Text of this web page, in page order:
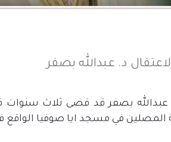
لاعتقال د. عبدالله بصفر
بصفر قد قضى ثلاث سنوات
المصلين في مسجد ايا صوفيا